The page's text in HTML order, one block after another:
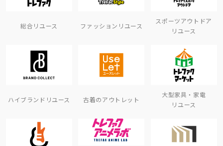
総合リユース ファッションリユース
スポーツアウトドア
リユース
ハイブランドリユース 古着のアウトレット
大型家具・家電
リユース